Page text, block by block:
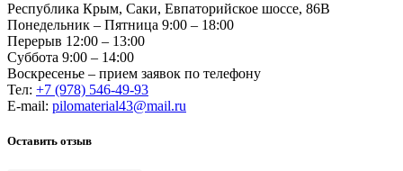
Республика Крым, Саки, Евпаторийское шоссе, 86В
Понедельник – Пятница 9:00 – 18:00
Перерыв 12:00 – 13:00
Суббота 9:00 – 14:00
Воскресенье – прием заявок по телефону
Тел: +7 (978) 546-49-93
Е-mail: pilomaterial43@mail.ru
Оставить отзыв